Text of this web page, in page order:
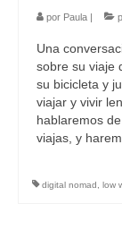
por Paula
Una
sobre su viaje
su bicicleta y
viajar y vivir
hablaremos
viajas, y
digital nomad , low